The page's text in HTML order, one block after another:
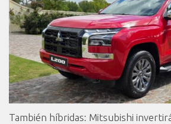
También híbridas: Mitsubishi